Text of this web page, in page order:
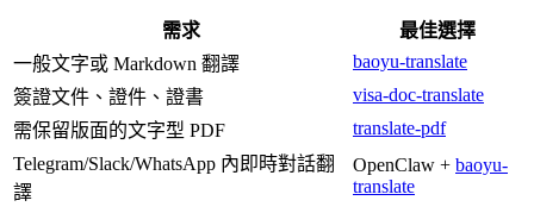
需求
最佳選擇
一般文字或 Markdown 翻譯
baoyu-translate
簽證文件、證件、證書
visa-doc-translate
需保留版面的文字型 PDF
translate-pdf
Telegram/Slack/WhatsApp 內即時對話翻
譯
OpenClaw + baoyu-
translate